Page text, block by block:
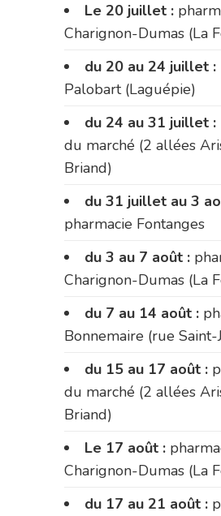
Le 20 juillet :
Charignon-Dumas (La
du 20 au 24 juillet :
Palobart (Laguépie)
du 24 au 31 juillet :
du marché (2 allées
Briand)
du 31 juillet au 3
pharmacie Fontanges
du 3 au 7 août :
Charignon-Dumas (La
du 7 au 14 août :
Bonnemaire (rue Saint-
du 15 au 17 août :
du marché (2 allées
Briand)
Le 17 août :
Charignon-Dumas (La
du 17 au 21 août :